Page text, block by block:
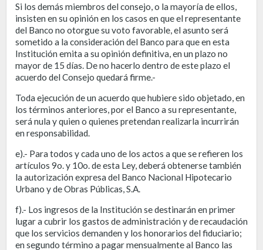
Si los demás miembros del consejo, o la mayoría de ellos,
insisten en su opinión en los casos en que el representante
del Banco no otorgue su voto favorable, el asunto será
sometido a la consideración del Banco para que en esta
Institución emita a su opinión definitiva, en un plazo no
mayor de 15 días. De no hacerlo dentro de este plazo el
acuerdo del Consejo quedará firme.-
Toda ejecución de un acuerdo que hubiere sido objetado, en
los términos anteriores, por el Banco a su representante,
será nula y quien o quienes pretendan realizarla incurrirán
en responsabilidad.
e).- Para todos y cada uno de los actos a que se refieren los
artículos 9o. y 10o. de esta Ley, deberá obtenerse también
la autorización expresa del Banco Nacional Hipotecario
Urbano y de Obras Públicas, S.A.
f).- Los ingresos de la Institución se destinarán en primer
lugar a cubrir los gastos de administración y de recaudación
que los servicios demanden y los honorarios del fiduciario;
en segundo término a pagar mensualmente al Banco las